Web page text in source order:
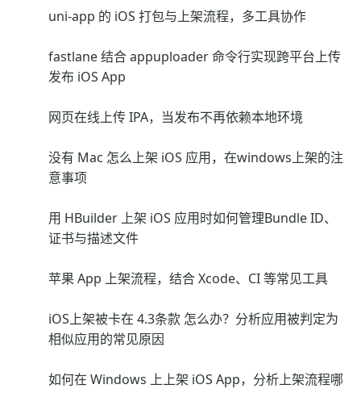
uni-app 的 iOS 打包与上架流程，多工具协作
fastlane 结合 appuploader 命令行实现跨平台上传
发布 iOS App
网页在线上传 IPA，当发布不再依赖本地环境
没有 Mac 怎么上架 iOS 应用，在windows上架的注
意事项
用 HBuilder 上架 iOS 应用时如何管理Bundle ID、
证书与描述文件
苹果 App 上架流程，结合 Xcode、CI 等常见工具
iOS上架被卡在 4.3条款 怎么办？分析应用被判定为
相似应用的常见原因
如何在 Windows 上上架 iOS App，分析上架流程哪